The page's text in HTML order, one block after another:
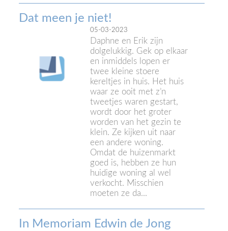
Dat meen je niet!
05-03-2023
Daphne en Erik zijn
dolgelukkig. Gek op elkaar
en inmiddels lopen er
twee kleine stoere
kereltjes in huis. Het huis
waar ze ooit met z’n
tweetjes waren gestart,
wordt door het groter
worden van het gezin te
klein. Ze kijken uit naar
een andere woning.
Omdat de huizenmarkt
goed is, hebben ze hun
huidige woning al wel
verkocht. Misschien
moeten ze da...
In Memoriam Edwin de Jong